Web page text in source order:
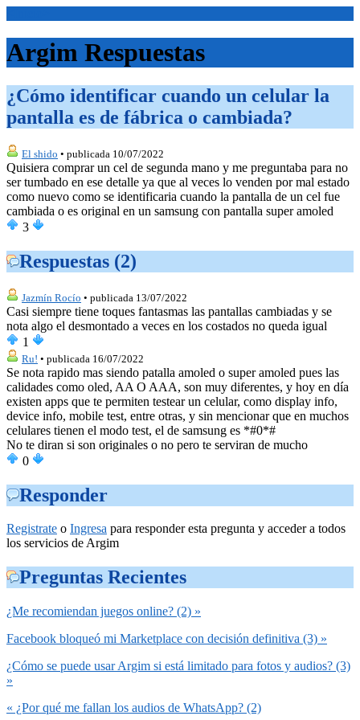
Argim Respuestas
¿Cómo identificar cuando un celular la
pantalla es de fábrica o cambiada?
El shido • publicada 10/07/2022
Quisiera comprar un cel de segunda mano y me preguntaba para no
ser tumbado en ese detalle ya que al veces lo venden por mal estado
como nuevo como se identificaria cuando la pantalla de un cel fue
cambiada o es original en un samsung con pantalla super amoled
3
Respuestas (2)
Jazmín Rocío • publicada 13/07/2022
Casi siempre tiene toques fantasmas las pantallas cambiadas y se
nota algo el desmontado a veces en los costados no queda igual
1
Ru! • publicada 16/07/2022
Se nota rapido mas siendo patalla amoled o super amoled pues las
calidades como oled, AA O AAA, son muy diferentes, y hoy en día
existen apps que te permiten testear un celular, como display info,
device info, mobile test, entre otras, y sin mencionar que en muchos
celulares tienen el modo test, el de samsung es *#0*#
No te diran si son originales o no pero te serviran de mucho
0
Responder
Registrate o Ingresa para responder esta pregunta y acceder a todos
los servicios de Argim
Preguntas Recientes
¿Me recomiendan juegos online? (2) »
Facebook bloqueó mi Marketplace con decisión definitiva (3) »
¿Cómo se puede usar Argim si está limitado para fotos y audios? (3)
»
« ¿Por qué me fallan los audios de WhatsApp? (2)